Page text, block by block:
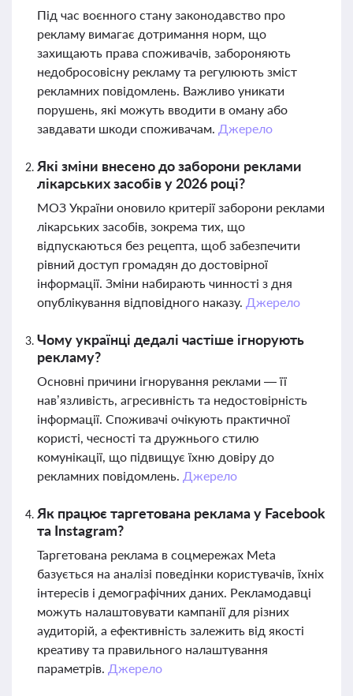
Під час воєнного стану законодавство про
рекламу вимагає дотримання норм, що
захищають права споживачів, забороняють
недобросовісну рекламу та регулюють зміст
рекламних повідомлень. Важливо уникати
порушень, які можуть вводити в оману або
завдавати шкоди споживачам. Джерело
Які зміни внесено до заборони реклами
лікарських засобів у 2026 році?
МОЗ України оновило критерії заборони реклами
лікарських засобів, зокрема тих, що
відпускаються без рецепта, щоб забезпечити
рівний доступ громадян до достовірної
інформації. Зміни набирають чинності з дня
опублікування відповідного наказу. Джерело
Чому українці дедалі частіше ігнорують
рекламу?
Основні причини ігнорування реклами — її
нав’язливість, агресивність та недостовірність
інформації. Споживачі очікують практичної
користі, чесності та дружнього стилю
комунікації, що підвищує їхню довіру до
рекламних повідомлень. Джерело
Як працює таргетована реклама у Facebook
та Instagram?
Таргетована реклама в соцмережах Meta
базується на аналізі поведінки користувачів, їхніх
інтересів і демографічних даних. Рекламодавці
можуть налаштовувати кампанії для різних
аудиторій, а ефективність залежить від якості
креативу та правильного налаштування
параметрів. Джерело